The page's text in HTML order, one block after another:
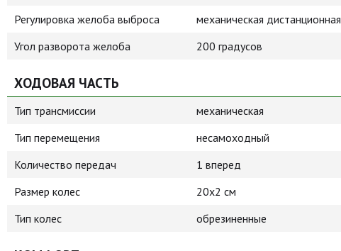
Регулировка желоба выброса
механическая дистанционная
Угол разворота желоба
200 градусов
ХОДОВАЯ ЧАСТЬ
Тип трансмиссии
механическая
Тип перемещения
несамоходный
Количество передач
1 вперед
Размер колес
20x2 см
Тип колес
обрезиненные